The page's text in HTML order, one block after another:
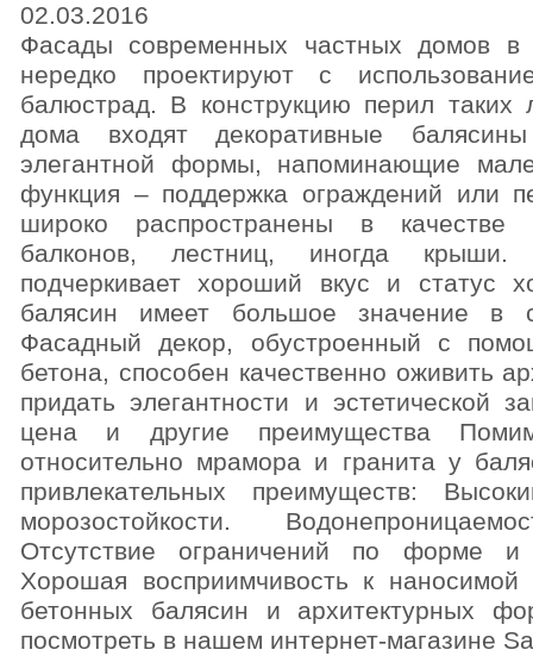
02.03.2016
Фасады современных частных домов в
нередко проектируют с
балюстрад. В конструкцию перил таких
дома входят декоративные
элегантной формы, напоминающие
функция – поддержка ограждений или
широко распространены в качестве
балконов, лестниц, иногда крыши.
подчеркивает хороший вкус и статус
балясин имеет большое значение в
Фасадный декор, обустроенный с
бетона, способен качественно оживить
придать элегантности и эстетической
цена и другие преимущества
относительно мрамора и гранита у
привлекательных преимуществ:
морозостойкости.
Отсутствие ограничений по форме и
Хорошая восприимчивость к наносимой
бетонных балясин и архитектурных
посмотреть в нашем интернет-магазине